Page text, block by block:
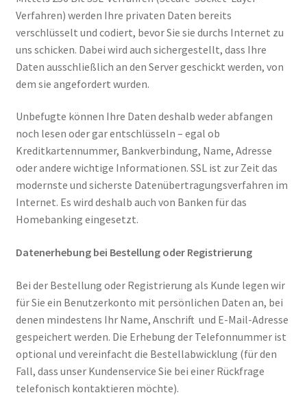
Verfahren) werden Ihre privaten Daten bereits
verschlüsselt und codiert, bevor Sie sie durchs Internet zu
uns schicken. Dabei wird auch sichergestellt, dass Ihre
Daten ausschließlich an den Server geschickt werden, von
dem sie angefordert wurden.
Unbefugte können Ihre Daten deshalb weder abfangen
noch lesen oder gar entschlüsseln – egal ob
Kreditkartennummer, Bankverbindung, Name, Adresse
oder andere wichtige Informationen. SSL ist zur Zeit das
modernste und sicherste Datenübertragungsverfahren im
Internet. Es wird deshalb auch von Banken für das
Homebanking eingesetzt.
Datenerhebung bei Bestellung oder Registrierung
Bei der Bestellung oder Registrierung als Kunde legen wir
für Sie ein Benutzerkonto mit persönlichen Daten an, bei
denen mindestens Ihr Name, Anschrift und E-Mail-Adresse
gespeichert werden. Die Erhebung der Telefonnummer ist
optional und vereinfacht die Bestellabwicklung (für den
Fall, dass unser Kundenservice Sie bei einer Rückfrage
telefonisch kontaktieren möchte).